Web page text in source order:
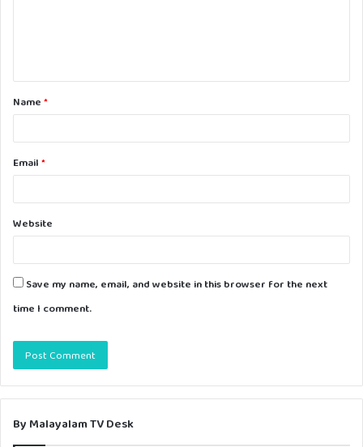
t
*Name *
Email *
Website
Save my name, email, and website in this browser for the next
time I comment.
By Malayalam TV Desk